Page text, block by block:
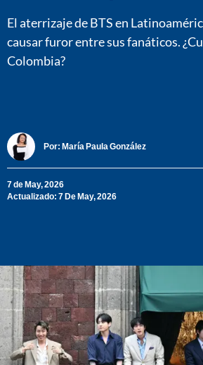
El aterrizaje de BTS en
causar furor entre sus fanáticos.
Colombia?
Por: María Paula González
7 de May, 2026
Actualizado: 7 De May, 2026